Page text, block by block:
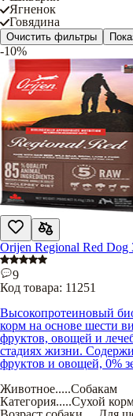
Ягненок
Говядина
Очистить фильтры
-10%
Orijen Regional Red Dog
9
Код товара: 11251
Высокопротеиновый
корм на основе шести
фруктов, овощей и
стадиях жизни.
фруктов и овощей, 0%
Животное.....Собакам
Категория.....Сухой